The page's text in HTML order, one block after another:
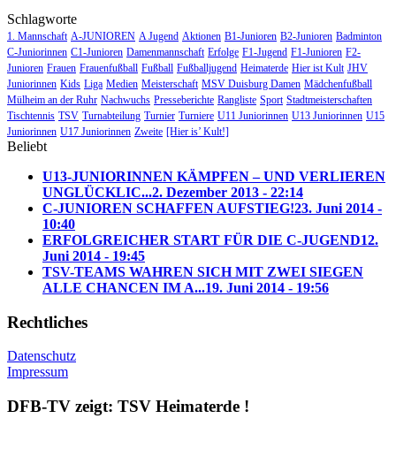
Schlagworte
1. Mannschaft A-JUNIOREN A Jugend Aktionen B1-Junioren B2-Junioren Badminton
C-Juniorinnen C1-Junioren Damenmannschaft Erfolge F1-Jugend F1-Junioren F2-
Junioren Frauen Frauenfußball Fußball Fußballjugend Heimaterde Hier ist Kult JHV
Juniorinnen Kids Liga Medien Meisterschaft MSV Duisburg Damen Mädchenfußball
Mülheim an der Ruhr Nachwuchs Presseberichte Rangliste Sport Stadtmeisterschaften
Tischtennis TSV Turnabteilung Turnier Turniere U11 Juniorinnen U13 Juniorinnen U15
Juniorinnen U17 Juniorinnen Zweite [Hier is’ Kult!]
Beliebt
U13-JUNIORINNEN KÄMPFEN – UND VERLIEREN
UNGLÜCKLIC...2. Dezember 2013 - 22:14
C-JUNIOREN SCHAFFEN AUFSTIEG!23. Juni 2014 -
10:40
ERFOLGREICHER START FÜR DIE C-JUGEND12.
Juni 2014 - 19:45
TSV-TEAMS WAHREN SICH MIT ZWEI SIEGEN
ALLE CHANCEN IM A...19. Juni 2014 - 19:56
Rechtliches
Datenschutz
Impressum
DFB-TV zeigt: TSV Heimaterde !